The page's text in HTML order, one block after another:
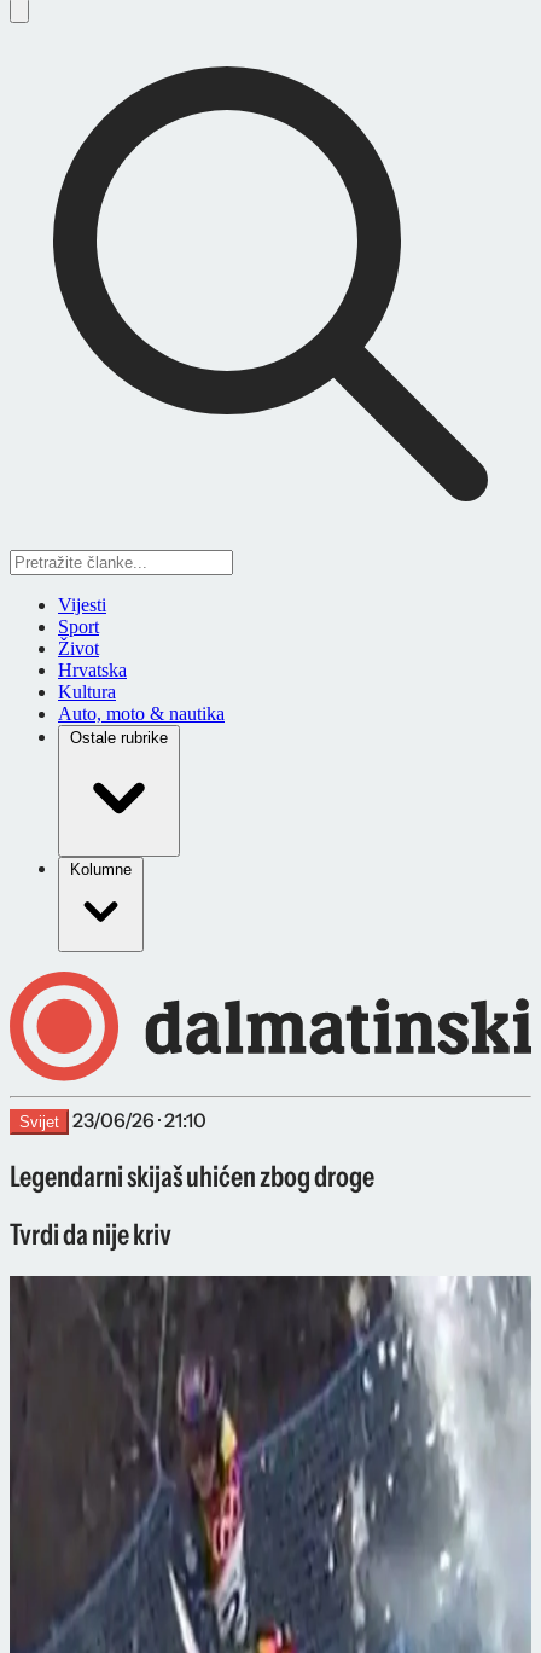
Vijesti
Sport
Život
Hrvatska
Kultura
Auto, moto & nautika
Ostale rubrike
Kolumne
Svijet 23/06/26 · 21:10
Legendarni skijaš uhićen zbog droge
Tvrdi da nije kriv